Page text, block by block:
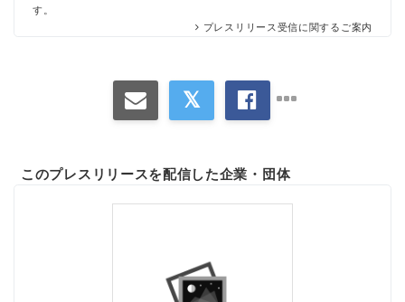
す。
プレスリリース受信に関するご案内
このプレスリリースを配信した企業・団体